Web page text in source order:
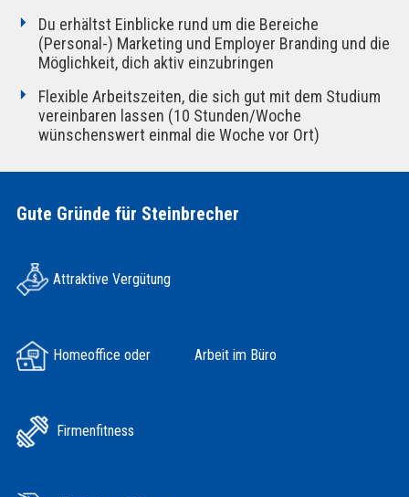
Du erhältst Einblicke rund um die Bereiche
(Personal-) Marketing und Employer Branding und die
Möglichkeit, dich aktiv einzubringen
Flexible Arbeitszeiten, die sich gut mit dem Studium
vereinbaren lassen (10 Stunden/Woche
wünschenswert einmal die Woche vor Ort)
Gute Gründe für Steinbrecher
Attraktive Vergütung
Homeoffice oder Arbeit im Büro
Firmenfitness